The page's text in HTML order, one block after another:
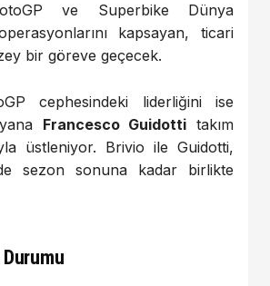
ve Superbike Dünya
kapsayan, ticari
bir göreve geçecek.
cephesindeki liderliğini ise
Francesco Guidotti takım
üstleniyor. Brivio ile Guidotti,
sezon sonuna kadar birlikte